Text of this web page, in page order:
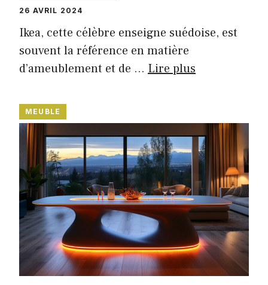
26 AVRIL 2024
Ikea, cette célèbre enseigne suédoise, est
souvent la référence en matière
d’ameublement et de … Lire plus
MEUBLE